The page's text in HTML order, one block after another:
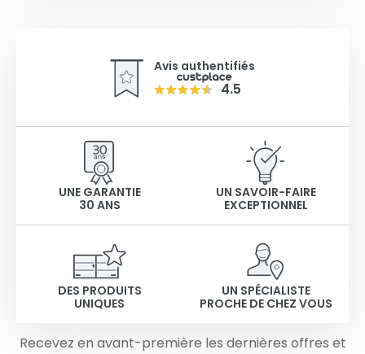
Avis authentifiés
4.5
UNE GARANTIE
30 ANS
UN SAVOIR-FAIRE
EXCEPTIONNEL
DES PRODUITS
UNIQUES
UN SPÉCIALISTE
PROCHE DE CHEZ VOUS
Recevez en avant-première les dernières offres et